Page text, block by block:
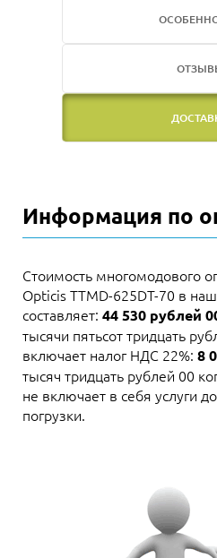
Информация по
Стоимость многомодового
Opticis TTMD-625DT-70 в
составляет: 44 530 рублей
тысячи пятьсот тридцать
включает налог НДС 22%: 8
тысяч тридцать рублей 00
не включает в себя услуги
погрузки.